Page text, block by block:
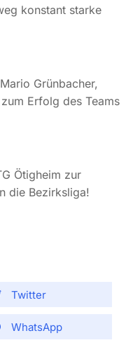
konstant starke
Grünbacher,
Erfolg des Teams
Ötigheim zur
die Bezirksliga!
Twitter
WhatsApp